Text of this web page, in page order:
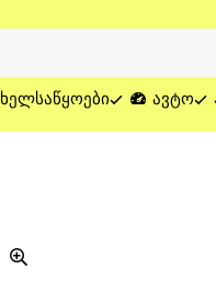
ᲮᲔᲚᲡᲐᲬᲧᲝᲔᲑᲘ ᲐᲕᲢᲝ